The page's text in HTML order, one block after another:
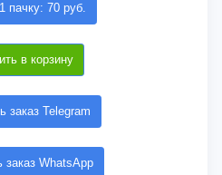
пачку: 70 руб.
в корзину
заказ Telegram
WhatsApp